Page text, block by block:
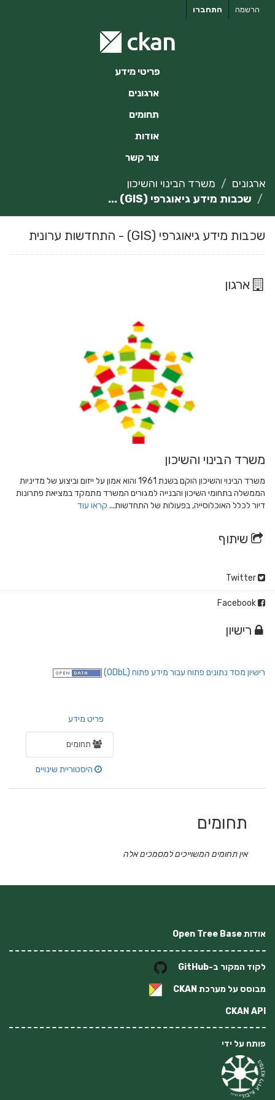
התחברו הרשמה
פריטי מידע
ארגונים
תחומים
אודות
צור קשר
ארגונים
משרד הבינוי והשיכון
שכבות מידע גיאוגרפי (GIS) ...
שכבות מידע גיאוגרפי (GIS) - התחדשות ערונית
ארגון
משרד הבינוי והשיכון
משרד הבינוי והשיכון הוקם בשנת 1961 והוא אמון על ייזום וביצוע של מדיניות
הממשלה בתחומי השיכון והבנייה למגורים המשרד מתמקד במציאת פתרונות
דיור לכלל האוכלוסייה, בפעולות של התחדשות... קראו עוד
שיתוף
רישיון
רישיון מסד נתונים פתוח עבור מידע פתוח (ODbL)
פריט מידע
תחומים
היסטוריית שינויים
תחומים
אין תחומים המשוייכים למסמכים אלה
אודות Open Tree Base
לקוד המקור ב-GitHub
מבוסס על מערכת CKAN
CKAN API
פותח על ידי